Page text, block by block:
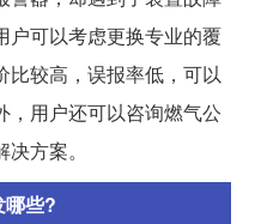
户可以考虑更换专业的覆
比较高，误报率低，可以
，用户还可以咨询燃气公
方案。
哪些?